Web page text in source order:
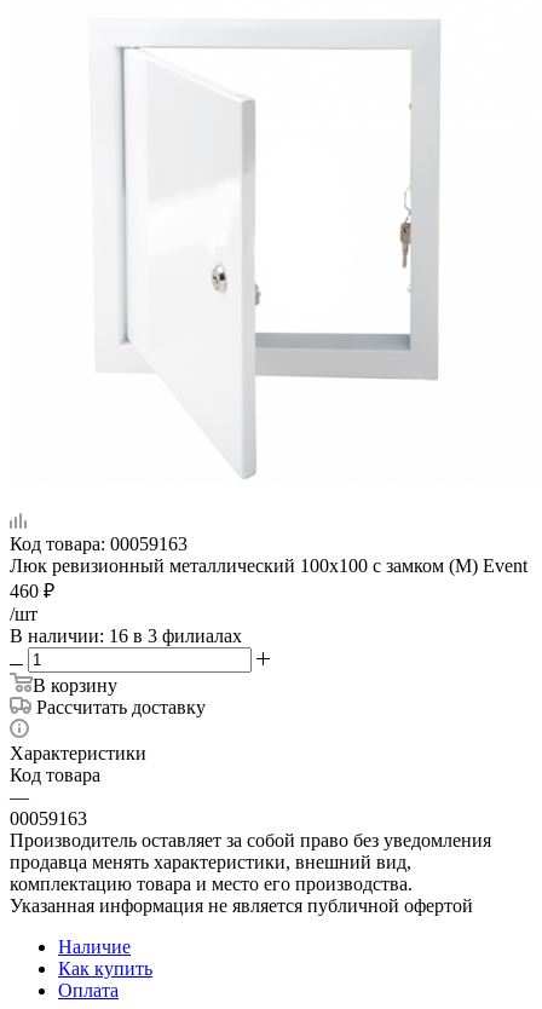
Код товара: 00059163
Люк ревизионный металлический 100х100 с замком (М) Event
460 ₽
/шт
В наличии: 16 в 3 филиалах
В корзину
Рассчитать доставку
Характеристики
Код товара
—
00059163
Производитель оставляет за собой право без уведомления
продавца менять характеристики, внешний вид,
комплектацию товара и место его производства.
Указанная информация не является публичной офертой
Наличие
Как купить
Оплата